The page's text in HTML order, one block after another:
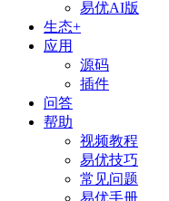
易优AI版
生态+
应用
源码
插件
问答
帮助
视频教程
易优技巧
常见问题
易优手册